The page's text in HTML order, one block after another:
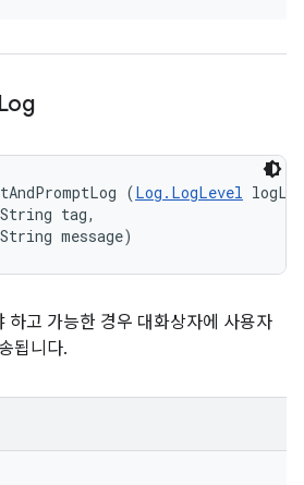
(Log.LogLevel
tag,
message)
하고 가능한 경우 대화상자에 사용자
됩니다.